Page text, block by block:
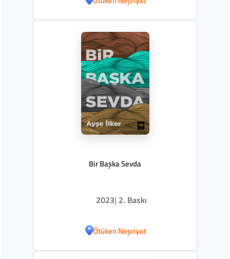
Bir Başka Sevda
2023| 2. Baskı
Ötüken Neşriyat